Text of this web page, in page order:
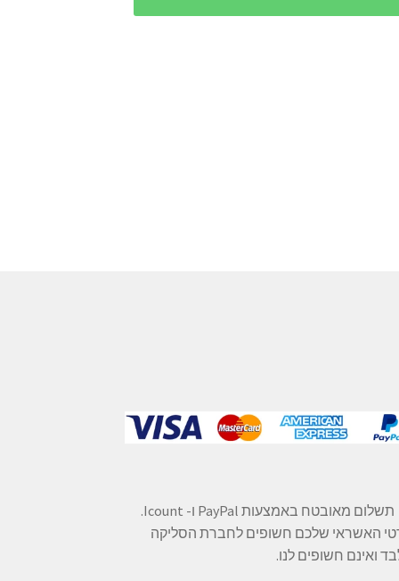
תשלום מאובטח באמצעות PayPal ו- Icount.
האשראי שלכם חשופים לחברת הסליקה
ואינם חשופים לנו.